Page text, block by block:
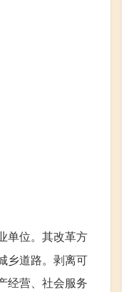
单位。其改革方
乡道路。剥离可
经营、社会服务